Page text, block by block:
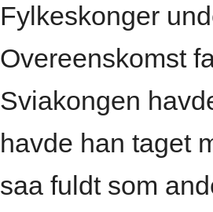
Fylkeskonger
Overeenskomst
Sviakongen
havde han taget
saa fuldt som